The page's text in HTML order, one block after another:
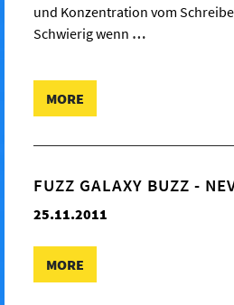
und Konzentration vom
Schwierig wenn …
MORE
FUZZ GALAXY BUZZ -
25.11.2011
MORE